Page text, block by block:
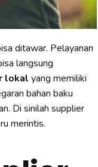
ditawar. Pelayanan
langsung
lokal yang memiliki
bahan baku
Di sinilah supplier
merintis.